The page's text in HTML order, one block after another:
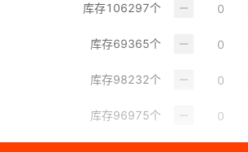
库存106297个
库存69365个
库存98232个
库存96975个